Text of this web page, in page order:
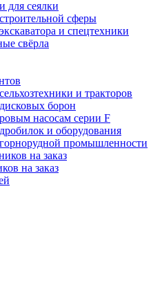
сеялки
сферы
и спецтехники
свёрла
и тракторов
борон
насосам серии F
и оборудования
промышленности
на заказ
на заказ